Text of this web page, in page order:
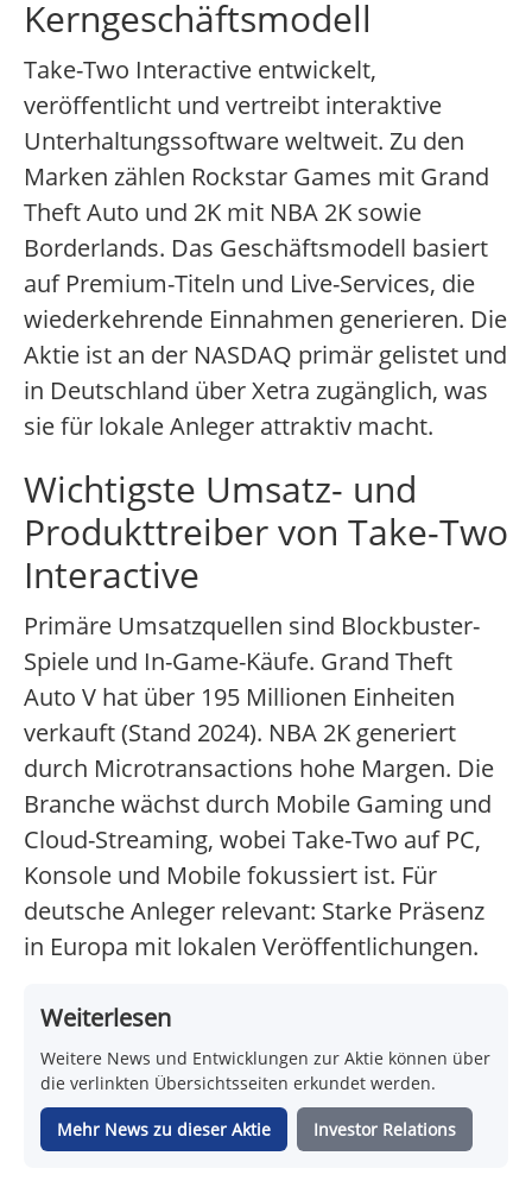
Kerngeschäftsmodell
Take-Two Interactive entwickelt,
veröffentlicht und vertreibt interaktive
Unterhaltungssoftware weltweit. Zu den
Marken zählen Rockstar Games mit Grand
Theft Auto und 2K mit NBA 2K sowie
Borderlands. Das Geschäftsmodell basiert
auf Premium-Titeln und Live-Services, die
wiederkehrende Einnahmen generieren. Die
Aktie ist an der NASDAQ primär gelistet und
in Deutschland über Xetra zugänglich, was
sie für lokale Anleger attraktiv macht.
Wichtigste Umsatz- und
Produkttreiber von Take-Two
Interactive
Primäre Umsatzquellen sind Blockbuster-
Spiele und In-Game-Käufe. Grand Theft
Auto V hat über 195 Millionen Einheiten
verkauft (Stand 2024). NBA 2K generiert
durch Microtransactions hohe Margen. Die
Branche wächst durch Mobile Gaming und
Cloud-Streaming, wobei Take-Two auf PC,
Konsole und Mobile fokussiert ist. Für
deutsche Anleger relevant: Starke Präsenz
in Europa mit lokalen Veröffentlichungen.
Weiterlesen
Weitere News und Entwicklungen zur Aktie können über
die verlinkten Übersichtsseiten erkundet werden.
Mehr News zu dieser Aktie Investor Relations